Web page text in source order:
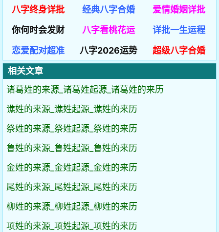
八字终身详批
经典八字合婚
爱情婚姻详批
你何时会发财
八字看桃花运
详批一生运程
恋爱配对超准
八字2026运势
超级八字合婚
相关文章
诸葛姓的来源_诸葛姓起源_诸葛姓的来历
谯姓的来源_谯姓起源_谯姓的来历
祭姓的来源_祭姓起源_祭姓的来历
鲁姓的来源_鲁姓起源_鲁姓的来历
金姓的来源_金姓起源_金姓的来历
尾姓的来源_尾姓起源_尾姓的来历
柳姓的来源_柳姓起源_柳姓的来历
项姓的来源_项姓起源_项姓的来历